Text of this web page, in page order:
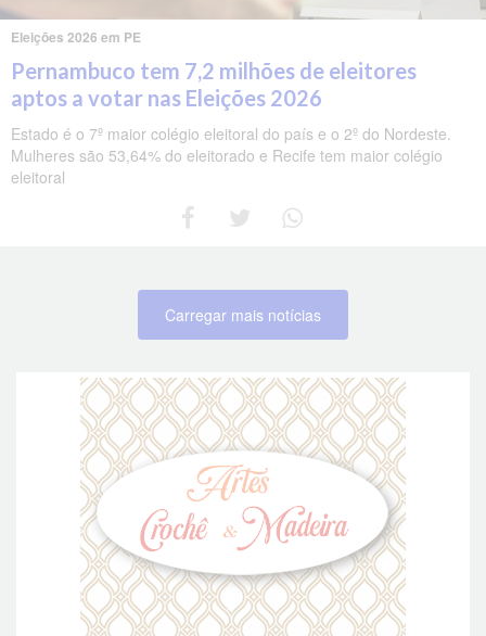
Eleições 2026 em PE
Pernambuco tem 7,2 milhões de eleitores
aptos a votar nas Eleições 2026
Estado é o 7º maior colégio eleitoral do país e o 2º do Nordeste.
Mulheres são 53,64% do eleitorado e Recife tem maior colégio
eleitoral
Carregar mais notícias